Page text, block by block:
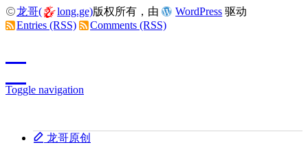
龙哥( long.ge)版权所有，由 WordPress 驱动
Entries (RSS)
Comments (RSS)
Toggle navigation
龙哥原创